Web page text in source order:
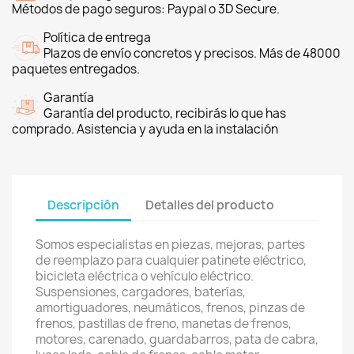
Métodos de pago seguros: Paypal o 3D Secure.
Política de entrega
Plazos de envío concretos y precisos. Más de 48000
paquetes entregados.
Garantía
Garantía del producto, recibirás lo que has
comprado. Asistencia y ayuda en la instalación
Descripción Detalles del producto
Somos especialistas en piezas, mejoras, partes
de reemplazo para cualquier patinete eléctrico,
bicicleta eléctrica o vehículo eléctrico.
Suspensiones, cargadores, baterías,
amortiguadores, neumáticos, frenos, pinzas de
frenos, pastillas de freno, manetas de frenos,
motores, carenado, guardabarros, pata de cabra,